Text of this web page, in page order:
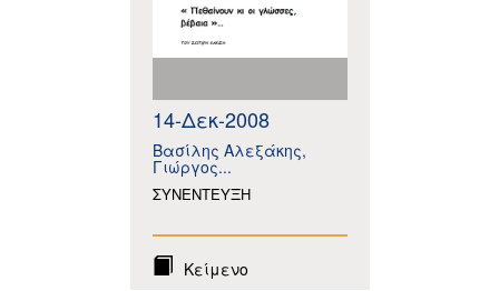
14-Δεκ-2008
Βασίλης Αλεξάκης,
Γιώργος...
ΣΥΝΕΝΤΕΥΞΗ
Κείμενο